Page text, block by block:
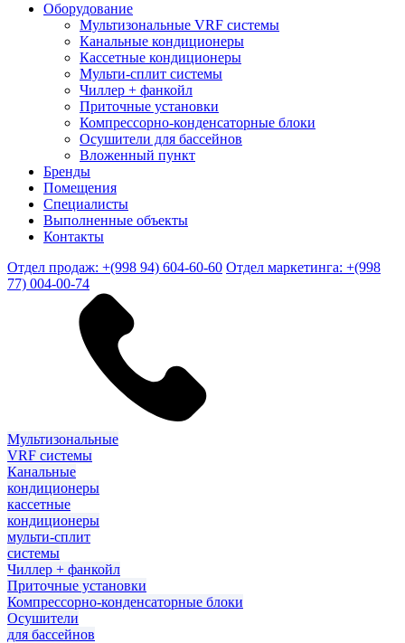
Оборудование
Мультизональные VRF системы
Канальные кондиционеры
Кассетные кондиционеры
Мульти-сплит системы
Чиллер + фанкойл
Приточные установки
Компрессорно-конденсаторные блоки
Осушители для бассейнов
Вложенный пункт
Бренды
Помещения
Специалисты
Выполненные объекты
Контакты
Отдел продаж: +(998 94) 604-60-60 Отдел маркетинга: +(998
77) 004-00-74
Мультизональные
VRF системы
Канальные
кондиционеры
кассетные
кондиционеры
мульти-сплит
системы
Чиллер + фанкойл
Приточные установки
Компрессорно-конденсаторные блоки
Осушители
для бассейнов